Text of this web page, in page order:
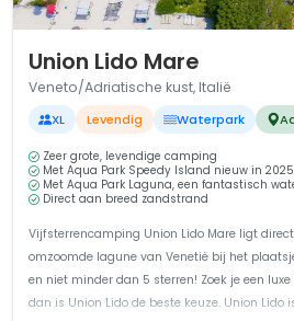
Union Lido Mare
Veneto/Adriatische kust, Italië
XL Levendig Waterpark
Zeer grote, levendige camping
Met Aqua Park Speedy Island nieuw in
Met Aqua Park Laguna, een fantastisch
Direct aan breed zandstrand
Vijfsterrencamping Union Lido Mare ligt
omzoomde lagune van Venetië bij het
en niet minder dan 5 sterren! Zoek je een
dan is Union Lido de beste keuze. Union Lido